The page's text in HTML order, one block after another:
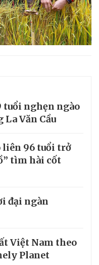
tuổi nghẹn ngào
Văn Cầu
liên 96 tuổi trở
tìm hài cốt
đại ngàn
Việt Nam theo
Planet